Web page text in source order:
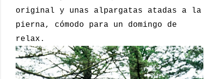
original y unas alpargatas atadas a la
pierna, cómodo para un domingo de
relax.